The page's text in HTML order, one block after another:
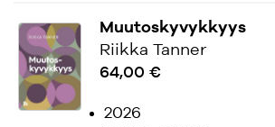
Muutoskyvykkyys
Riikka Tanner
64,00 €
2026